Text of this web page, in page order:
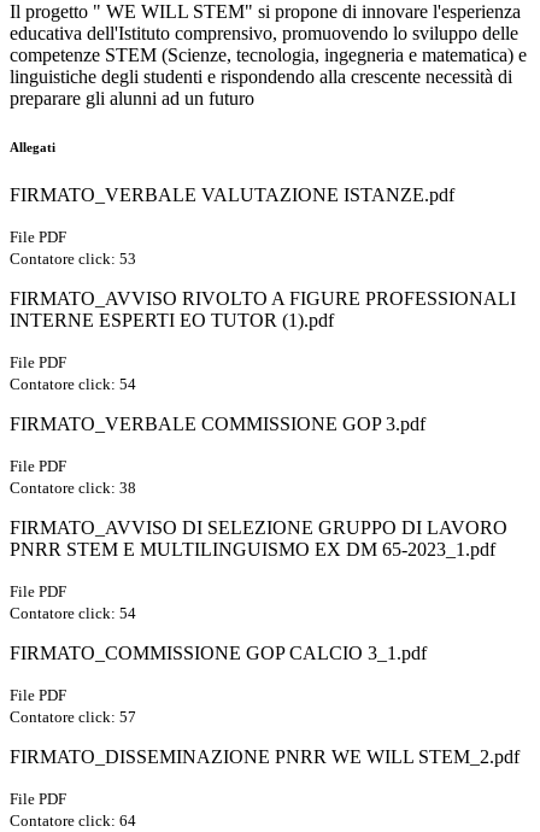
Il progetto " WE WILL STEM" si propone di innovare l'esperienza
educativa dell'Istituto comprensivo, promuovendo lo sviluppo delle
competenze STEM (Scienze, tecnologia, ingegneria e matematica) e
linguistiche degli studenti e rispondendo alla crescente necessità di
preparare gli alunni ad un futuro
Allegati
FIRMATO_VERBALE VALUTAZIONE ISTANZE.pdf
File PDF
Contatore click: 53
FIRMATO_AVVISO RIVOLTO A FIGURE PROFESSIONALI
INTERNE ESPERTI EO TUTOR (1).pdf
File PDF
Contatore click: 54
FIRMATO_VERBALE COMMISSIONE GOP 3.pdf
File PDF
Contatore click: 38
FIRMATO_AVVISO DI SELEZIONE GRUPPO DI LAVORO
PNRR STEM E MULTILINGUISMO EX DM 65-2023_1.pdf
File PDF
Contatore click: 54
FIRMATO_COMMISSIONE GOP CALCIO 3_1.pdf
File PDF
Contatore click: 57
FIRMATO_DISSEMINAZIONE PNRR WE WILL STEM_2.pdf
File PDF
Contatore click: 64